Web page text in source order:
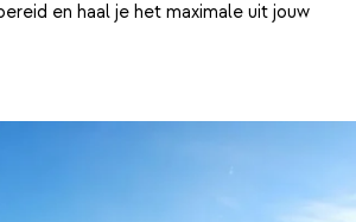
en haal je het maximale uit jouw